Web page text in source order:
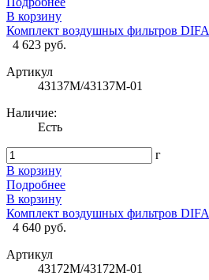
В корзину
Комплект воздушных фильтров
4 623 руб.
Артикул
43137М/43137М-01
Наличие:
Есть
г
В корзину
Подробнее
В корзину
Комплект воздушных фильтров
4 640 руб.
Артикул
43172М/43172М-01